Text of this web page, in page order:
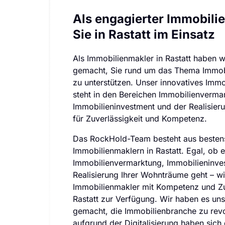
Als engagierter
Sie in Rastatt im Einsatz
Als Immobilienmakler in Rastatt haben
gemacht, Sie rund um das Thema
zu unterstützen. Unser innovatives
steht in den Bereichen
Immobilieninvestment und der
für Zuverlässigkeit und Kompetenz.
Das RockHold-Team besteht aus
Immobilienmaklern in Rastatt. Egal, ob
Immobilienvermarktung,
Realisierung Ihrer Wohnträume geht –
Immobilienmakler mit Kompetenz und
Rastatt zur Verfügung. Wir haben es
gemacht, die Immobilienbranche zu
aufgrund der Digitalisierung haben sich